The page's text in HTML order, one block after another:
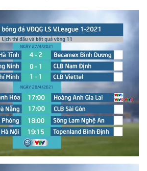
Truyền hình Việt Nam
báo VTV
báo in và báo điện tử số 483/GP-BTTTT